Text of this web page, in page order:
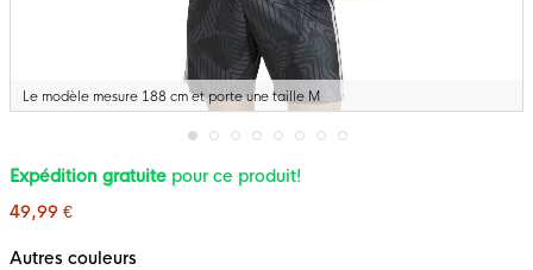
Le modèle mesure 188 cm et porte une taille M
Passer
au
de
Galerie
Expédition gratuite pour ce produit!
49,99 €
Autres couleurs